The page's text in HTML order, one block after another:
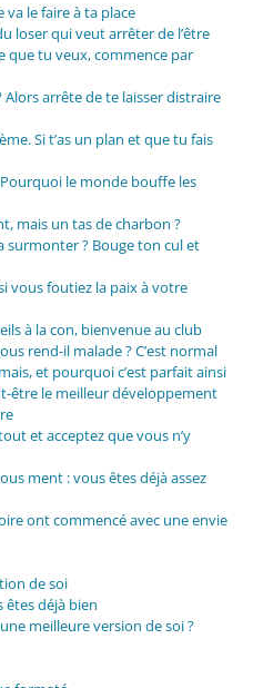
va le faire à ta place
loser qui veut arrêter de l’être
que tu veux, commence par
Alors arrête de te laisser distraire
Si t’as un plan et que tu fais
Pourquoi le monde bouffe les
mais un tas de charbon ?
surmonter ? Bouge ton cul et
vous foutiez la paix à votre
à la con, bienvenue au club
rend-il malade ? C’est normal
et pourquoi c’est parfait ainsi
être le meilleur développement
et acceptez que vous n’y
ment : vous êtes déjà assez
ont commencé avec une envie
de soi
êtes déjà bien
meilleure version de soi ?